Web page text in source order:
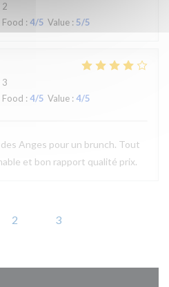
2
Food : 4/5 Value : 5/5
3
Food : 4/5 Value : 4/5
Anges pour un brunch. Tout
et bon rapport qualité prix.
2 3